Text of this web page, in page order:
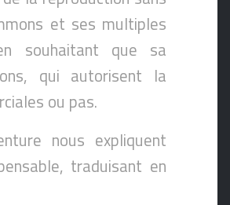
et ses multiples
souhaitant que sa
qui autorisent la
ou pas.
nous expliquent
traduisant en